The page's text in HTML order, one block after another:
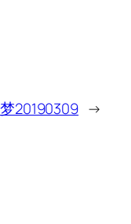
20190309 →